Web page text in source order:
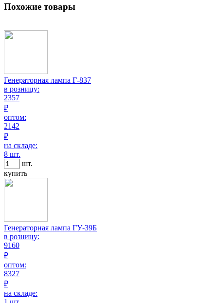
Похожие товары
Генераторная лампа Г-837
в розницу:
2357
₽
оптом:
2142
₽
на складе:
8 шт.
шт.
купить
Генераторная лампа ГУ-39Б
в розницу:
9160
₽
оптом:
8327
₽
на складе: